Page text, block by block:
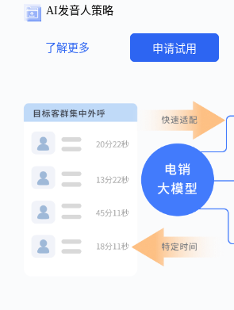
AI发音人策略
了解更多 申请试用